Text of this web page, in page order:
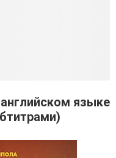
языке